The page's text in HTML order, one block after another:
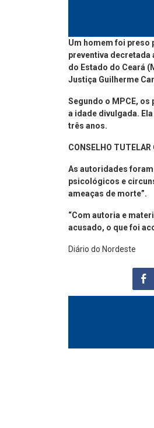
Um homem foi preso
preventiva
do Estado do Ceará
Justiça Guilherme
Segundo o MPCE,
a idade divulgada.
três anos.
CONSELHO TUTELAR
As autoridades
psicológicos e
ameaças de morte”.
“Com autoria e
acusado, o que foi
Diário do Nordeste